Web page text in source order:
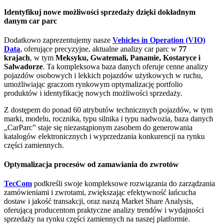
Identyfikuj nowe możliwości sprzedaży dzięki dokładnym
danym car parc
Dodatkowo zaprezentujemy nasze Vehicles in Operation (VIO)
Data, oferujące precyzyjne, aktualne analizy car parc w 77
krajach, w tym Meksyku, Gwatemali, Panamie, Kostaryce i
Salwadorze. Ta kompleksowa baza danych oferuje cenne analizy
pojazdów osobowych i lekkich pojazdów użytkowych w ruchu,
umożliwiając graczom rynkowym optymalizację portfolio
produktów i identyfikację nowych możliwości sprzedaży.
Z dostępem do ponad 60 atrybutów technicznych pojazdów, w tym
marki, modelu, rocznika, typu silnika i typu nadwozia, baza danych
„CarParc” staje się niezastąpionym zasobem do generowania
katalogów elektronicznych i wyprzedzania konkurencji na rynku
części zamiennych.
Optymalizacja procesów od zamawiania do zwrotów
TecCom podkreśli swoje kompleksowe rozwiązania do zarządzania
zamówieniami i zwrotami, zwiększając efektywność łańcucha
dostaw i jakość transakcji, oraz naszą Market Share Analysis,
oferującą producentom praktyczne analizy trendów i wydajności
sprzedaży na rynku części zamiennych na naszej platformie.